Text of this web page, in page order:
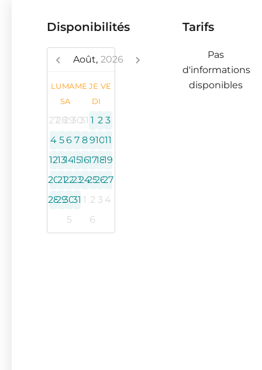
Disponibilités
Août, 2026
LU MAME JE VE
SA
DI
2728293031 1 2 3
4 5 6 7 891011
1213141516171819
2021222324252627
28293031 1 2 3 4
5
6
Tarifs
Pas
d'informations
disponibles